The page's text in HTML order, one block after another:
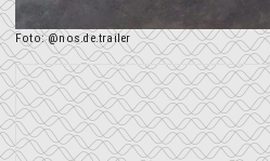
Foto: @nos.de.trailer